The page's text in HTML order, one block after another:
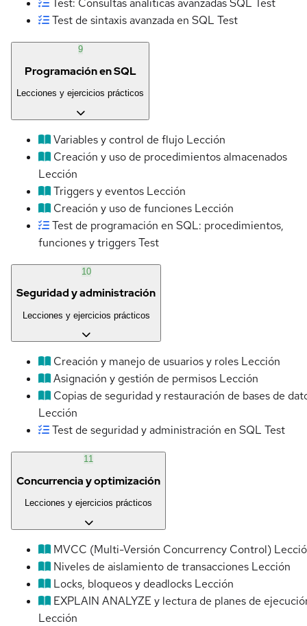
Test: Consultas analíticas avanzadas SQL Test
Test de sintaxis avanzada en SQL Test
9
Programación en SQL
Lecciones y ejercicios prácticos
Variables y control de flujo Lección
Creación y uso de procedimientos almacenados
Lección
Triggers y eventos Lección
Creación y uso de funciones Lección
Test de programación en SQL: procedimientos,
funciones y triggersTest
10
Seguridad y administración
Lecciones y ejercicios prácticos
Creación y manejo de usuarios y roles Lección
Asignación y gestión de permisos Lección
Copias de seguridad y restauración de bases de
Lección
Test de seguridad y administración en SQL Test
11
Concurrencia y optimización
Lecciones y ejercicios prácticos
MVCC (Multi-Versión Concurrency Control)
Niveles de aislamiento de transacciones Lección
Locks, bloqueos y deadlocks Lección
EXPLAIN ANALYZE y lectura de planes de
Lección